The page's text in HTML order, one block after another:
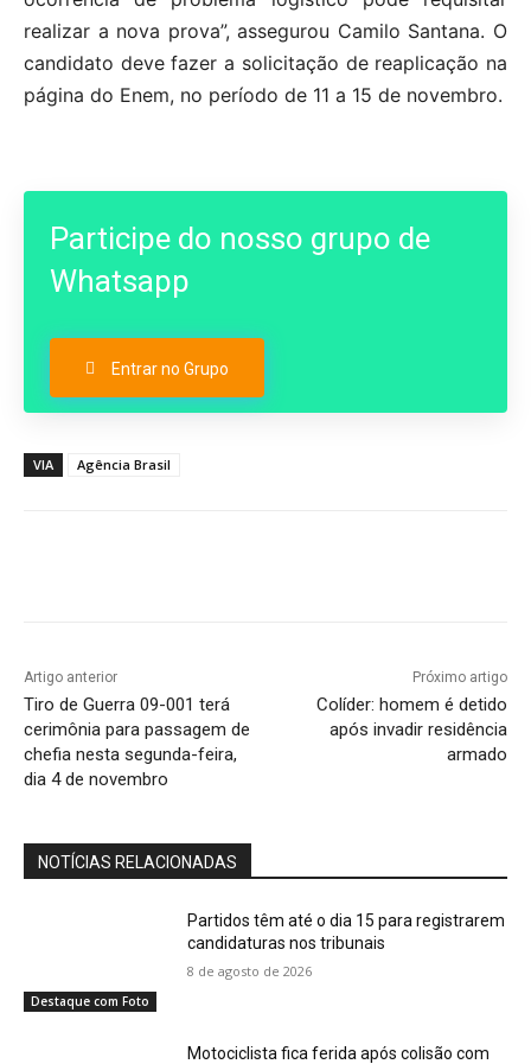
realizar a nova prova”, assegurou Camilo Santana. O
candidato deve fazer a solicitação de reaplicação na
página do Enem, no período de 11 a 15 de novembro.
Participe do nosso grupo de
Whatsapp
Entrar no Grupo
VIA Agência Brasil
Artigo anterior
Tiro de Guerra 09-001 terá
cerimônia para passagem de
chefia nesta segunda-feira,
dia 4 de novembro
Próximo artigo
Colíder: homem é detido
após invadir residência
armado
NOTÍCIAS RELACIONADAS
Destaque com Foto
Partidos têm até o dia 15 para registrarem
candidaturas nos tribunais
8 de agosto de 2026
Motociclista fica ferida após colisão com